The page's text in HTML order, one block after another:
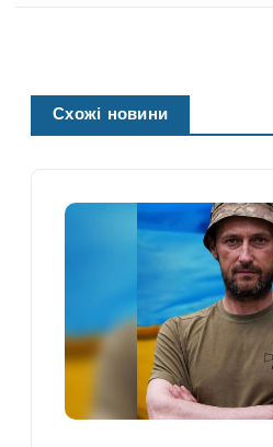
Схожі новини